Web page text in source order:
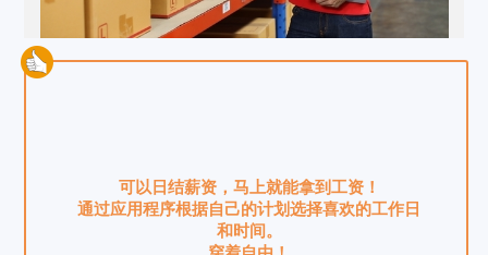
可以日结薪资，马上就能拿到工资！
通过应用程序根据自己的计划选择喜欢的工作日
和时间。